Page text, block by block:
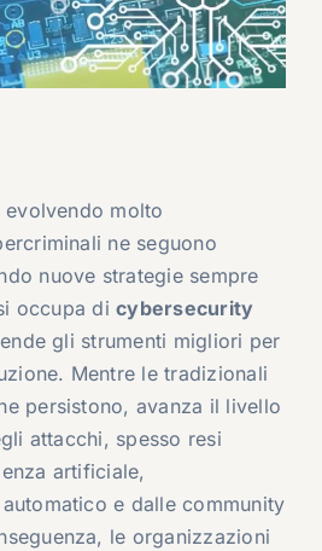
molto
ne seguono
nuove strategie sempre
occupa dicybersecurity
gli strumenti migliori per
Mentre le tradizionali
persistono, avanza il livello
attacchi, spesso resi
artificiale,
e dalle community
le organizzazioni